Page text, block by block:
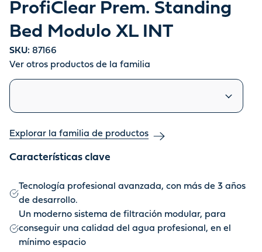
ProfiClear Prem. Standing
Bed Modulo XL INT
SKU: 87166
Ver otros productos de la familia
Productos similares
Explorar la familia de productos
Características clave
Tecnología profesional avanzada, con más de 3 años
de desarrollo.
Un moderno sistema de filtración modular, para
conseguir una calidad del agua profesional, en el
mínimo espacio